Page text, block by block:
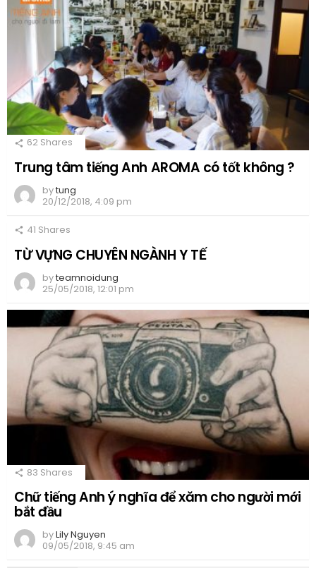
62 Shares
Trung tâm tiếng Anh AROMA có tốt không ?
bytung
20/12/2018, 4:09 pm
41 Shares
TỪ VỰNG CHUYÊN NGÀNH Y TẾ
byteamnoidung
25/05/2018, 12:01 pm
83 Shares
Chữ tiếng Anh ý nghĩa để xăm cho người mới
bắt đầu
byLily Nguyen
09/05/2018, 9:45 am